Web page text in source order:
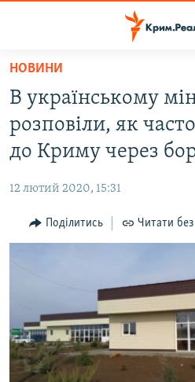
Перейти
основного
матеріалу
Перейти
до
основної
Перейти
до
ВОДА.КРИМ
ВІДЕО ТА ФОТО
БЛОГИ
ПОГЛЯД
СПЕЦПРОЕКТИ
ДЕПОРТАЦІЯ
ВІДЕОУРОКИ «ELIFBE»
ЯК ОБІЙТИ БЛОКУВАННЯ
НОВИНИ
В українському
розповіли, як
до Криму через
12 лютий 2020, 15:31
Поділитись Читати без